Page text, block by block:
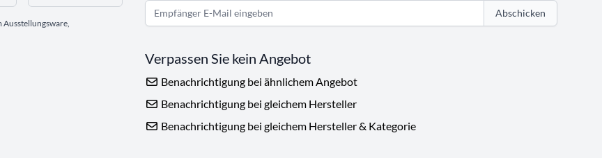
Abschicken
Verpassen Sie kein Angebot
Benachrichtigung bei ähnlichem Angebot
Benachrichtigung bei gleichem Hersteller
Benachrichtigung bei gleichem Hersteller & Kategorie